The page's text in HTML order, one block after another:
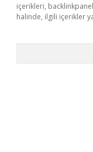
içerikleri,
halinde, ilgili içerikler